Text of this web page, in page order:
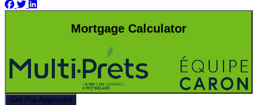
Mortgage Calculator
Get Pre-Approved